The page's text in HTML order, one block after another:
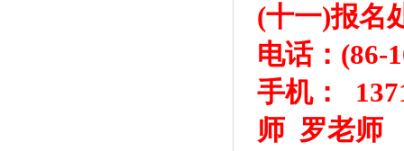
(十一)报名
电话：(86-
手机：
师 罗老师